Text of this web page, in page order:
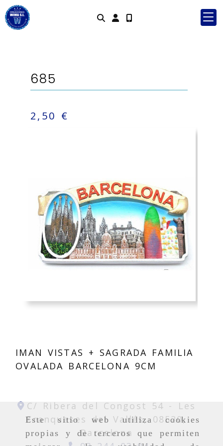
Este sitio web utiliza cookies
propias y de terceros que permiten
Identifícate
685
2,50 €
IMAN VISTAS + SAGRADA FAMILIA
OVALADA BARCELONA 9CM
C/ Ribera del Congost 54 -
Les
Franqueses del Vallés, 08520,
Barcelona